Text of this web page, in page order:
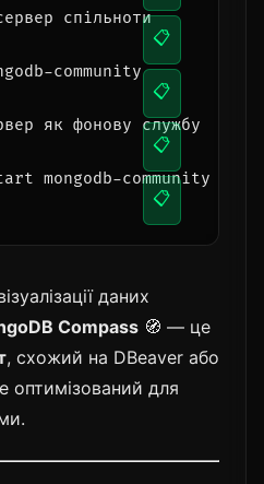
спільноти
📋
community
📋
як фонову службу
📋
mongodb-community
📋
даних
Compass 🧭 — це
, схожий на DBeaver або
оптимізований для